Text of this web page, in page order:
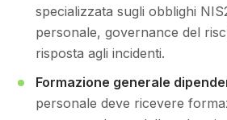
specializzata sugli obblighi
personale, governance del
risposta agli incidenti.
Formazione generale
personale deve ricevere